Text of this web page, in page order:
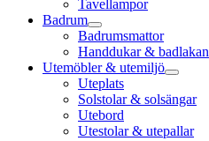
Tavellampor
Badrum
Badrumsmattor
Handdukar & badlakan
Utemöbler & utemiljö
Uteplats
Solstolar & solsängar
Utebord
Utestolar & utepallar